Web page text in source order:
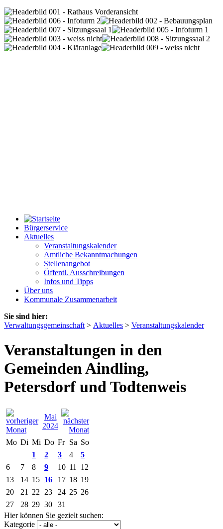
Bürgerservice
Aktuelles
Veranstaltungskalender
Amtliche Bekanntmachungen
Stellenangebot
Öffentl. Ausschreibungen
Infos und Tipps
Über uns
Kommunale Zusammenarbeit
Sie sind hier:
Verwaltungsgemeinschaft > Aktuelles > Veranstaltungskalender
Veranstaltungen in den
Gemeinden Aindling,
Petersdorf und Todtenweis
Mai
2024
Mo Di Mi Do Fr Sa So
1
2 3 4
5
6
7 8 9 10 11
12
13
14 15 16 17 18 19
20
21 22 23 24 25 26
27
28 29 30
31
Hier können Sie gezielt suchen:
Kategorie